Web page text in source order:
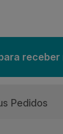
Pedidos